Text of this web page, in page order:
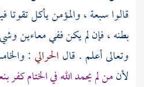
قالوا سبعة ، والمؤمن يأكل
بطنه ، فإن لم يكن ففي معاءين
وتعالى أعلم . قال الحرالي :
لأنمن لم يحمد الله في الختام كفر